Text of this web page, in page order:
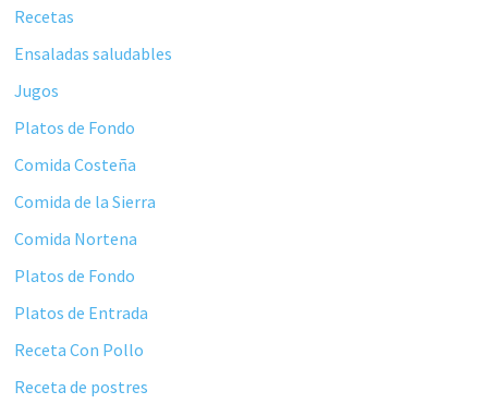
Recetas
Ensaladas saludables
Jugos
Platos de Fondo
Comida Costeña
Comida de la Sierra
Comida Nortena
Platos de Fondo
Platos de Entrada
Receta Con Pollo
Receta de postres